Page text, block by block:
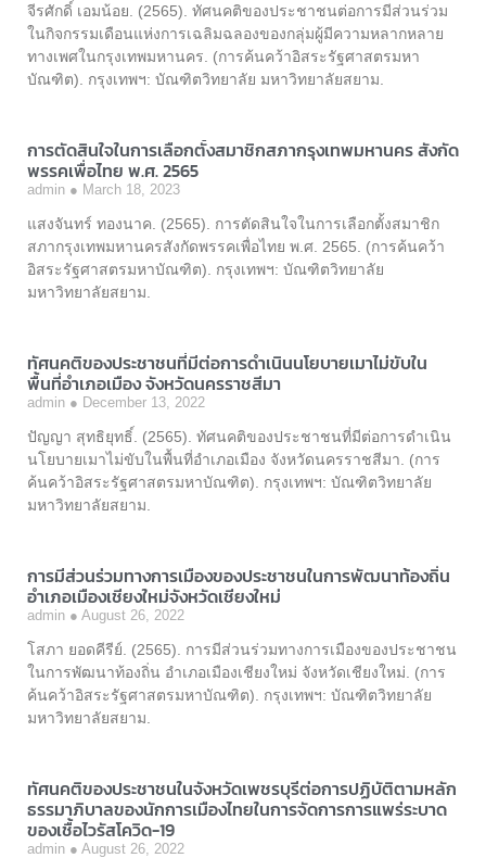
จีรศักดิ์ เอมน้อย. (2565). ทัศนคติของประชาชนต่อการมีส่วนร่วม
ในกิจกรรมเดือนแห่งการเฉลิมฉลองของกลุ่มผู้มีความหลากหลาย
ทางเพศในกรุงเทพมหานคร. (การค้นคว้าอิสระรัฐศาสตรมหา
บัณฑิต). กรุงเทพฯ: บัณฑิตวิทยาลัย มหาวิทยาลัยสยาม.
การตัดสินใจในการเลือกตั้งสมาชิกสภากรุงเทพมหานคร สังกัด
พรรคเพื่อไทย พ.ศ. 2565
admin March 18, 2023
แสงจันทร์ ทองนาค. (2565). การตัดสินใจในการเลือกตั้งสมาชิก
สภากรุงเทพมหานครสังกัดพรรคเพื่อไทย พ.ศ. 2565. (การค้นคว้า
อิสระรัฐศาสตรมหาบัณฑิต). กรุงเทพฯ: บัณฑิตวิทยาลัย
มหาวิทยาลัยสยาม.
ทัศนคติของประชาชนที่มีต่อการดำเนินนโยบายเมาไม่ขับใน
พื้นที่อำเภอเมือง จังหวัดนครราชสีมา
admin December 13, 2022
ปัญญา สุทธิยุทธิ์. (2565). ทัศนคติของประชาชนที่มีต่อการดำเนิน
นโยบายเมาไม่ขับในพื้นที่อำเภอเมือง จังหวัดนครราชสีมา. (การ
ค้นคว้าอิสระรัฐศาสตรมหาบัณฑิต). กรุงเทพฯ: บัณฑิตวิทยาลัย
มหาวิทยาลัยสยาม.
การมีส่วนร่วมทางการเมืองของประชาชนในการพัฒนาท้องถิ่น
อำเภอเมืองเชียงใหม่จังหวัดเชียงใหม่
admin August 26, 2022
โสภา ยอดคีรีย์. (2565). การมีส่วนร่วมทางการเมืองของประชาชน
ในการพัฒนาท้องถิ่น อำเภอเมืองเชียงใหม่ จังหวัดเชียงใหม่. (การ
ค้นคว้าอิสระรัฐศาสตรมหาบัณฑิต). กรุงเทพฯ: บัณฑิตวิทยาลัย
มหาวิทยาลัยสยาม.
ทัศนคติของประชาชนในจังหวัดเพชรบุรีต่อการปฏิบัติตามหลัก
ธรรมาภิบาลของนักการเมืองไทยในการจัดการการแพร่ระบาด
ของเชื้อไวรัสโควิด-19
admin August 26, 2022